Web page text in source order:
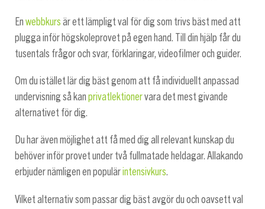
En webbkurs är ett lämpligt val för dig som trivs bäst med att
plugga inför högskoleprovet på egen hand. Till din hjälp får du
tusentals frågor och svar, förklaringar, videofilmer och guider.
Om du istället lär dig bäst genom att få individuellt anpassad
undervisning så kan privatlektionervara det mest givande
alternativet för dig.
Du har även möjlighet att få med dig all relevant kunskap du
behöver inför provet under två fullmatade heldagar. Allakando
erbjuder nämligen en populärintensivkurs.
Vilket alternativ som passar dig bäst avgör du och oavsett val